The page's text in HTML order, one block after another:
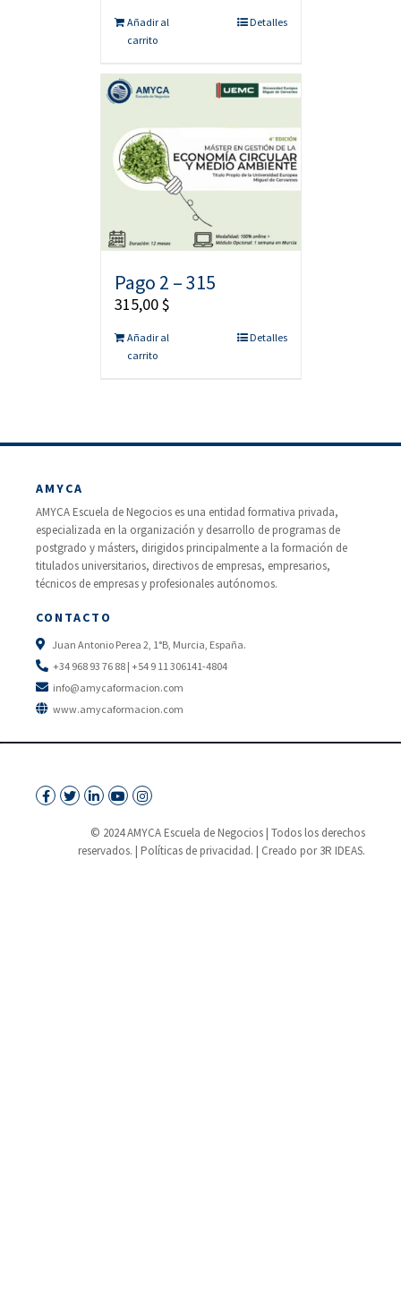
Añadir al
carrito
Detalles
Pago 2 – 315
315,00$
Añadir al
carrito
Detalles
AMYCA
AMYCA Escuela de Negocios es una entidad formativa privada,
especializada en la organización y desarrollo de programas de
postgrado y másters, dirigidos principalmente a la formación de
titulados universitarios, directivos de empresas, empresarios,
técnicos de empresas y profesionales autónomos.
CONTACTO
Juan Antonio Perea 2, 1°B, Murcia, España.
+34 968 93 76 88 | +54 9 11 306141-4804
info@amycaformacion.com
www.amycaformacion.com
© 2024 AMYCA Escuela de Negocios | Todos los derechos
reservados. | Políticas de privacidad. | Creado por 3R IDEAS.